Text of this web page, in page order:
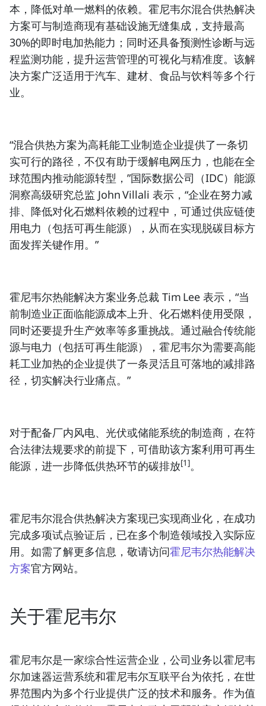
本，降低对单一燃料的依赖。霍尼韦尔混合供热解决
方案可与制造商现有基础设施无缝集成，支持最高
30%的即时电加热能力；同时还具备预测性诊断与远
程监测功能，提升运营管理的可视化与精准度。该解
决方案广泛适用于汽车、建材、食品与饮料等多个行
业。
“混合供热方案为高耗能工业制造企业提供了一条切
实可行的路径，不仅有助于缓解电网压力，也能在全
球范围内推动能源转型，”国际数据公司（IDC）能源
洞察高级研究总监 John Villali 表示，“企业在努力减
排、降低对化石燃料依赖的过程中，可通过供应链使
用电力（包括可再生能源），从而在实现脱碳目标方
面发挥关键作用。”
霍尼韦尔热能解决方案业务总裁 Tim Lee 表示，“当
前制造业正面临能源成本上升、化石燃料使用受限，
同时还要提升生产效率等多重挑战。通过融合传统能
源与电力（包括可再生能源），霍尼韦尔为需要高能
耗工业加热的企业提供了一条灵活且可落地的减排路
径，切实解决行业痛点。”
对于配备厂内风电、光伏或储能系统的制造商，在符
合法律法规要求的前提下，可借助该方案利用可再生
能源，进一步降低供热环节的碳排放[1]。
霍尼韦尔混合供热解决方案现已实现商业化，在成功
完成多项试点验证后，已在多个制造领域投入实际应
用。如需了解更多信息，敬请访问霍尼韦尔热能解决
方案官方网站。
关于霍尼韦尔
霍尼韦尔是一家综合性运营企业，公司业务以霍尼韦
尔加速器运营系统和霍尼韦尔互联平台为依托，在世
界范围内为多个行业提供广泛的技术和服务。作为值